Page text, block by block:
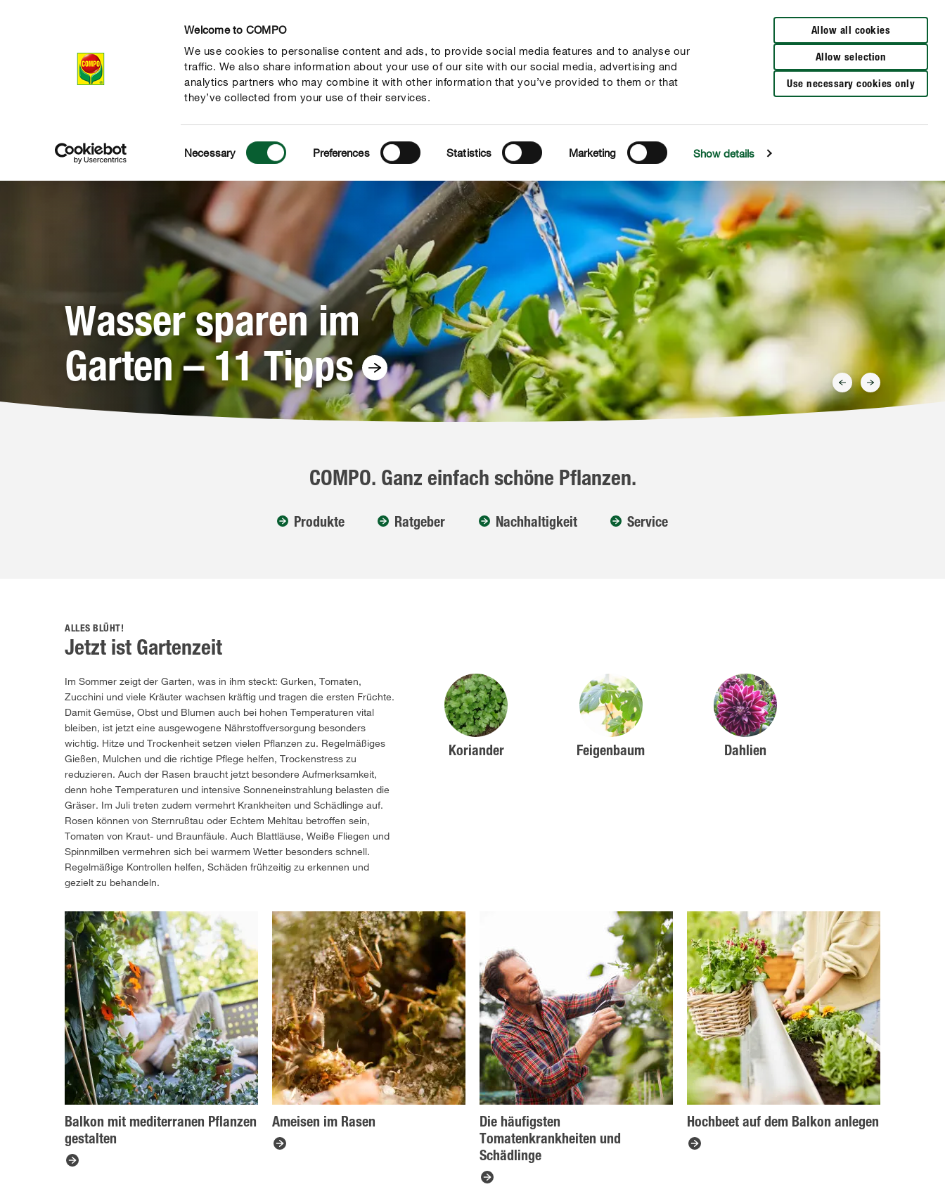
Welcome to COMPO
We use cookies to personalise content and ads, to provide social media features and to analyse our
traffic. We also share information about your use of our site with our social media, advertising and
analytics partners who may combine it with other information that you’ve provided to them or that
they’ve collected from your use of their services.
Selection
Necessary Preferences Statistics Marketing Show details
Allow all cookies
Allow selection
Use necessary cookies only
Produkte Ratgeber Themenwelten Service Unternehmen
Wasser sparen im
Garten – 11 Tipps
COMPO. Ganz einfach schöne Pflanzen.
Produkte Ratgeber Nachhaltigkeit Service
ALLES BLÜHT!
Jetzt ist Gartenzeit
Im Sommer zeigt der Garten, was in ihm steckt: Gurken, Tomaten,
Zucchini und viele Kräuter wachsen kräftig und tragen die ersten Früchte.
Damit Gemüse, Obst und Blumen auch bei hohen Temperaturen vital
bleiben, ist jetzt eine ausgewogene Nährstoffversorgung besonders
wichtig. Hitze und Trockenheit setzen vielen Pflanzen zu. Regelmäßiges
Gießen, Mulchen und die richtige Pflege helfen, Trockenstress zu
reduzieren. Auch der Rasen braucht jetzt besondere Aufmerksamkeit,
denn hohe Temperaturen und intensive Sonneneinstrahlung belasten die
Gräser. Im Juli treten zudem vermehrt Krankheiten und Schädlinge auf.
Rosen können von Sternrußtau oder Echtem Mehltau betroffen sein,
Tomaten von Kraut- und Braunfäule. Auch Blattläuse, Weiße Fliegen und
Spinnmilben vermehren sich bei warmem Wetter besonders schnell.
Regelmäßige Kontrollen helfen, Schäden frühzeitig zu erkennen und
gezielt zu behandeln.
Koriander Feigenbaum Dahlien
Balkon mit mediterranen Pflanzen
gestalten
Ameisen im Rasen
Die häufigsten
Tomatenkrankheiten und
Schädlinge
Hochbeet auf dem Balkon anlegen